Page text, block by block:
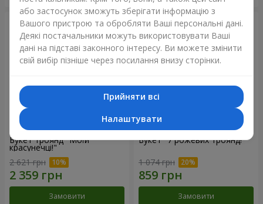
Букет троянд "Моїй
красунечці!"
2 621 грн
Замовити
Букет "7 рожевих троянд!"
1 074 грн
Замовити
або застосунок зможуть зберігати інформацію з
Вашого пристрою та обробляти Ваші персональні дані.
Деякі постачальники можуть використовувати Ваші
дані на підставі законного інтересу. Ви можете змінити
свій вибір пізніше через посилання внизу сторінки.
Прийняти всі
Налаштувати